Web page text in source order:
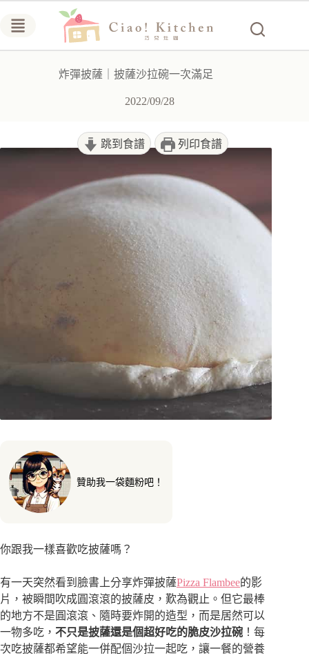
炸彈披薩｜披薩沙拉碗一次滿足
2022/09/28
跳到食譜 列印食譜
贊助我一袋麵粉吧！
你跟我一樣喜歡吃披薩嗎？
有一天突然看到臉書上分享炸彈披薩Pizza Flambee的影
片，被瞬間吹成圓滾滾的披薩皮，歎為觀止。但它最棒
的地方不是圓滾滾、隨時要炸開的造型，而是居然可以
一物多吃， 不只是披薩還是個超好吃的脆皮沙拉碗 ！每
次吃披薩都希望能一併配個沙拉一起吃，讓一餐的營養